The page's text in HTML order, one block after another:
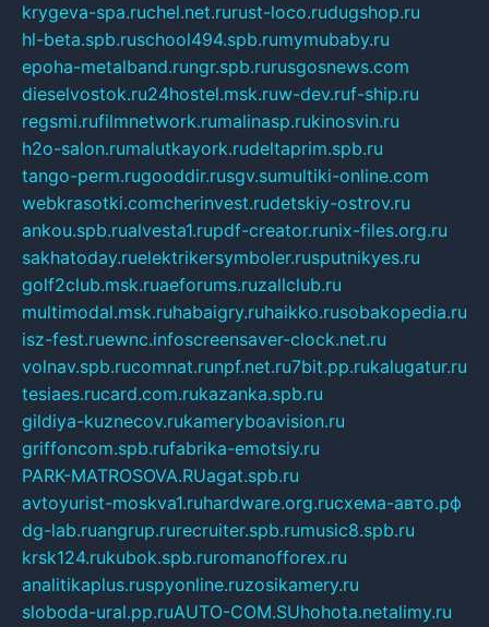
krygeva-spa.ruchel.net.rurust-loco.rudugshop.ru
hl-beta.spb.ruschool494.spb.rumymubaby.ru
epoha-metalband.rungr.spb.rurusgosnews.com
dieselvostok.ru24hostel.msk.ruw-dev.ruf-ship.ru
regsmi.rufilmnetwork.rumalinasp.rukinosvin.ru
h2o-salon.rumalutkayork.rudeltaprim.spb.ru
tango-perm.rugooddir.rusgv.sumultiki-online.com
webkrasotki.comcherinvest.rudetskiy-ostrov.ru
ankou.spb.rualvesta1.rupdf-creator.runix-files.org.ru
sakhatoday.ruelektrikersymboler.rusputnikyes.ru
golf2club.msk.ruaeforums.ruzallclub.ru
multimodal.msk.ruhabaigry.ruhaikko.rusobakopedia.ru
isz-fest.ruewnc.infoscreensaver-clock.net.ru
volnav.spb.rucomnat.runpf.net.ru7bit.pp.rukalugatur.ru
tesiaes.rucard.com.rukazanka.spb.ru
gildiya-kuznecov.rukameryboavision.ru
griffoncom.spb.rufabrika-emotsiy.ru
PARK-MATROSOVA.RUagat.spb.ru
avtoyurist-moskva1.ruhardware.org.ruсхема-авто.рф
dg-lab.ruangrup.rurecruiter.spb.rumusic8.spb.ru
krsk124.rukubok.spb.ruromanofforex.ru
analitikaplus.ruspyonline.ruzosikamery.ru
sloboda-ural.pp.ruAUTO-COM.SUhohota.netalimy.ru